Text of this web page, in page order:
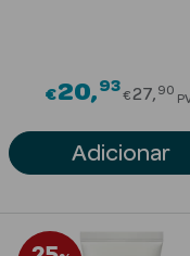
Solares
Protetores
Solares de
Protetores
€20 93Price
€27 90
Adicionar